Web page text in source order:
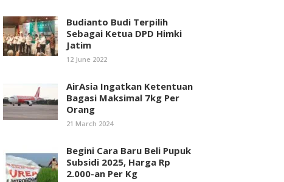
Budianto Budi Terpilih
Sebagai Ketua DPD Himki
Jatim
12 June 2022
AirAsia Ingatkan Ketentuan
Bagasi Maksimal 7kg Per
Orang
21 March 2024
Begini Cara Baru Beli Pupuk
Subsidi 2025, Harga Rp
2.000-an Per Kg